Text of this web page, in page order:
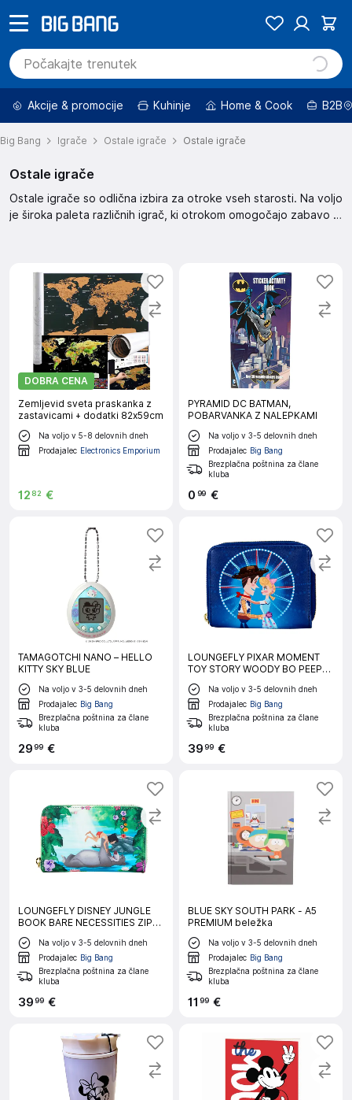
Akcije & promocije Kuhinje Home & Cook B2B
Big Bang Igrače Ostale igrače Ostale igrače
Ostale igrače
Ostale igrače so odlična izbira za otroke vseh starosti. Na voljo
je široka paleta različnih igrač, ki otrokom omogočajo zabavo in
DOBRA CENA
Zemljevid sveta praskanka z
zastavicami + dodatki 82x59cm
Na voljo v 5-8 delovnih dneh
Prodajalec Electronics Emporium
12 82 €
PYRAMID DC BATMAN,
POBARVANKA Z NALEPKAMI
Na voljo v 3-5 delovnih dneh
Prodajalec Big Bang
Brezplačna poštnina za člane
kluba
0 99 €
TAMAGOTCHI NANO – HELLO
KITTY SKY BLUE
Na voljo v 3-5 delovnih dneh
Prodajalec Big Bang
Brezplačna poštnina za člane
kluba
2999 €
LOUNGEFLY PIXAR MOMENT
TOY STORY WOODY BO PEEP
peresnica
Na voljo v 3-5 delovnih dneh
Prodajalec Big Bang
Brezplačna poštnina za člane
kluba
3999 €
LOUNGEFLY DISNEY JUNGLE
BOOK BARE NECESSITIES ZIP
AROUND denarnica
Na voljo v 3-5 delovnih dneh
Prodajalec Big Bang
Brezplačna poštnina za člane
kluba
3999 €
BLUE SKY SOUTH PARK - A5
PREMIUM beležka
Na voljo v 3-5 delovnih dneh
Prodajalec Big Bang
Brezplačna poštnina za člane
kluba
11 99 €